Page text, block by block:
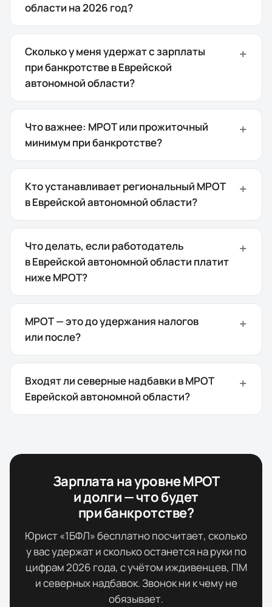
области на 2026 год?
Сколько у меня удержат с зарплаты
при банкротстве в Еврейской
автономной области?
Что важнее: МРОТ или прожиточный
минимум при банкротстве?
Кто устанавливает региональный МРОТ
в Еврейской автономной области?
Что делать, если работодатель
в Еврейской автономной области платит
ниже МРОТ?
МРОТ — это до удержания налогов
или после?
Входят ли северные надбавки в МРОТ
Еврейской автономной области?
Зарплата на уровне МРОТ
и долги — что будет
при банкротстве?
Юрист «1БФЛ» бесплатно посчитает, сколько
у вас удержат и сколько останется на руки по
цифрам2026 года, с учётом иждивенцев, ПМ
и северных надбавок. Звонок ни к чему не
обязывает.